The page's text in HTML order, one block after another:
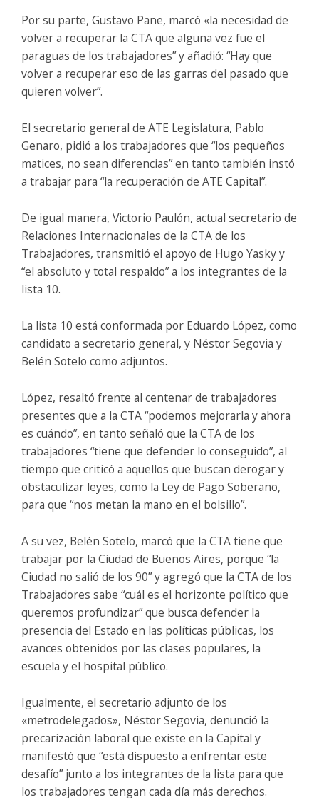
Por su parte, Gustavo Pane, marcó «la necesidad de
volver a recuperar la CTA que alguna vez fue el
paraguas de los trabajadores” y añadió: “Hay que
volver a recuperar eso de las garras del pasado que
quieren volver”.
El secretario general de ATE Legislatura, Pablo
Genaro, pidió a los trabajadores que “los pequeños
matices, no sean diferencias” en tanto también instó
a trabajar para “la recuperación de ATE Capital”.
De igual manera, Victorio Paulón, actual secretario de
Relaciones Internacionales de la CTA de los
Trabajadores, transmitió el apoyo de Hugo Yasky y
“el absoluto y total respaldo” a los integrantes de la
lista 10.
La lista 10 está conformada por Eduardo López, como
candidato a secretario general, y Néstor Segovia y
Belén Sotelo como adjuntos.
López, resaltó frente al centenar de trabajadores
presentes que a la CTA “podemos mejorarla y ahora
es cuándo”, en tanto señaló que la CTA de los
trabajadores “tiene que defender lo conseguido”, al
tiempo que criticó a aquellos que buscan derogar y
obstaculizar leyes, como la Ley de Pago Soberano,
para que “nos metan la mano en el bolsillo”.
A su vez, Belén Sotelo, marcó que la CTA tiene que
trabajar por la Ciudad de Buenos Aires, porque “la
Ciudad no salió de los 90” y agregó que la CTA de los
Trabajadores sabe “cuál es el horizonte político que
queremos profundizar” que busca defender la
presencia del Estado en las políticas públicas, los
avances obtenidos por las clases populares, la
escuela y el hospital público.
Igualmente, el secretario adjunto de los
«metrodelegados», Néstor Segovia, denunció la
precarización laboral que existe en la Capital y
manifestó que “está dispuesto a enfrentar este
desafío” junto a los integrantes de la lista para que
los trabajadores tengan cada día más derechos.